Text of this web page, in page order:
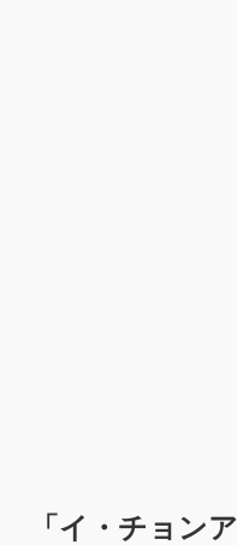
「イ・チョンア